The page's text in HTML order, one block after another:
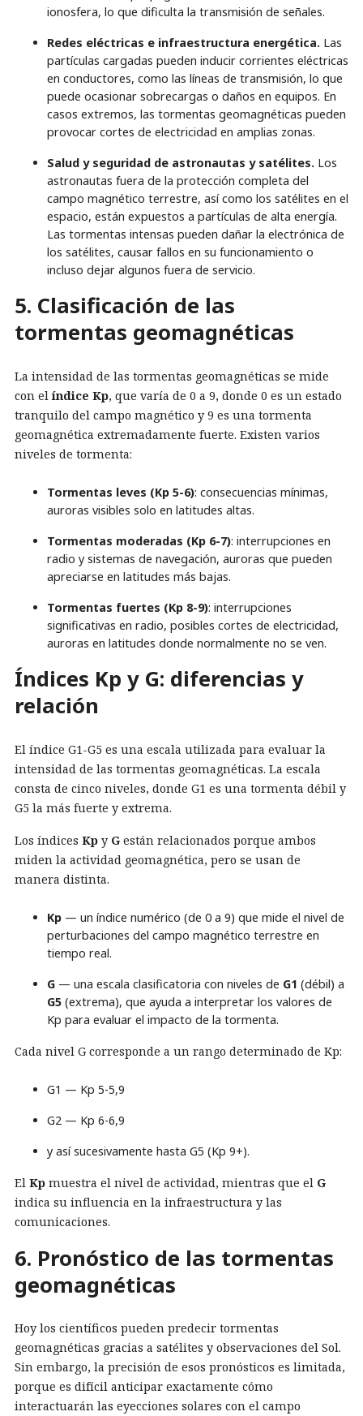
ionosfera, lo que dificulta la transmisión de señales.
Redes eléctricas e infraestructura energética. Las
partículas cargadas pueden inducir corrientes eléctricas
en conductores, como las líneas de transmisión, lo que
puede ocasionar sobrecargas o daños en equipos. En
casos extremos, las tormentas geomagnéticas pueden
provocar cortes de electricidad en amplias zonas.
Salud y seguridad de astronautas y satélites. Los
astronautas fuera de la protección completa del
campo magnético terrestre, así como los satélites en el
espacio, están expuestos a partículas de alta energía.
Las tormentas intensas pueden dañar la electrónica de
los satélites, causar fallos en su funcionamiento o
incluso dejar algunos fuera de servicio.
5. Clasificación de las
tormentas geomagnéticas
La intensidad de las tormentas geomagnéticas se mide
con elíndice Kp, que varía de 0 a 9, donde 0 es un estado
tranquilo del campo magnético y 9 es una tormenta
geomagnética extremadamente fuerte. Existen varios
niveles de tormenta:
Tormentas leves (Kp 5-6): consecuencias mínimas,
auroras visibles solo en latitudes altas.
Tormentas moderadas (Kp 6-7): interrupciones en
radio y sistemas de navegación, auroras que pueden
apreciarse en latitudes más bajas.
Tormentas fuertes (Kp 8-9): interrupciones
significativas en radio, posibles cortes de electricidad,
auroras en latitudes donde normalmente no se ven.
Índices Kp y G: diferencias y
relación
El índice G1-G5 es una escala utilizada para evaluar la
intensidad de las tormentas geomagnéticas. La escala
consta de cinco niveles, donde G1 es una tormenta débil y
G5 la más fuerte y extrema.
Los índices Kp y G están relacionados porque ambos
miden la actividad geomagnética, pero se usan de
manera distinta.
Kp — un índice numérico (de 0 a 9) que mide el nivel de
perturbaciones del campo magnético terrestre en
tiempo real.
G — una escala clasificatoria con niveles de G1 (débil) a
G5 (extrema), que ayuda a interpretar los valores de
Kp para evaluar el impacto de la tormenta.
Cada nivel G corresponde a un rango determinado de Kp:
G1 — Kp 5-5,9
G2 — Kp 6-6,9
y así sucesivamente hasta G5 (Kp 9+).
El Kp muestra el nivel de actividad, mientras que el G
indica su influencia en la infraestructura y las
comunicaciones.
6. Pronóstico de las tormentas
geomagnéticas
Hoy los científicos pueden predecir tormentas
geomagnéticas gracias a satélites y observaciones del Sol.
Sin embargo, la precisión de esos pronósticos es limitada,
porque es difícil anticipar exactamente cómo
interactuarán las eyecciones solares con el campo